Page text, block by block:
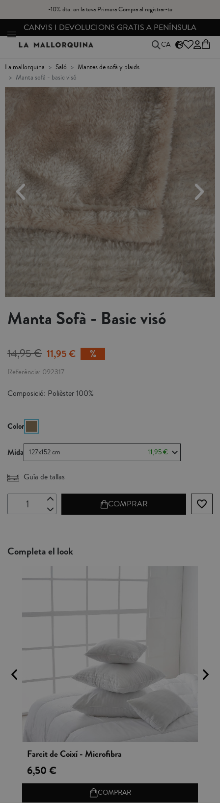
-10% dte. en la teva Primera Compra al registrar-te
CANVIS I DEVOLUCIONS GRATIS A PENÍNSULA
CA
la mallorquina saló
mantes de sofà y plaids
manta sofà - basic visó
Manta Sofà - Basic visó
14,95 € 11,95 €
Referència 092317
Composició: Polièster 100%
Color
Mida 127x152 cm 11,95 €
Guía de tallas
COMPRAR favorite_border
Completa el look
Vista rápida
Farcit de Coixí - Microfibra
6,50 €
COMPRAR